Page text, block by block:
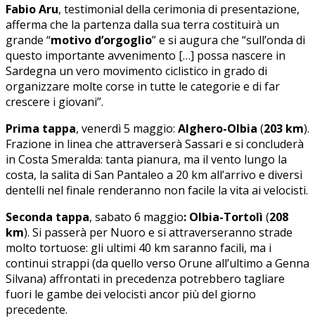
Fabio Aru, testimonial della cerimonia di presentazione,
afferma che la partenza dalla sua terra costituirà un
grande “motivo d’orgoglio” e si augura che “sull’onda di
questo importante avvenimento […] possa nascere in
Sardegna un vero movimento ciclistico in grado di
organizzare molte corse in tutte le categorie e di far
crescere i giovani”.
Prima tappa, venerdì 5 maggio: Alghero-Olbia (203 km).
Frazione in linea che attraverserà Sassari e si concluderà
in Costa Smeralda: tanta pianura, ma il vento lungo la
costa, la salita di San Pantaleo a 20 km all’arrivo e diversi
dentelli nel finale renderanno non facile la vita ai velocisti.
Seconda tappa, sabato 6 maggio: Olbia-Tortolì (208
km). Si passerà per Nuoro e si attraverseranno strade
molto tortuose: gli ultimi 40 km saranno facili, ma i
continui strappi (da quello verso Orune all’ultimo a Genna
Silvana) affrontati in precedenza potrebbero tagliare
fuori le gambe dei velocisti ancor più del giorno
precedente.